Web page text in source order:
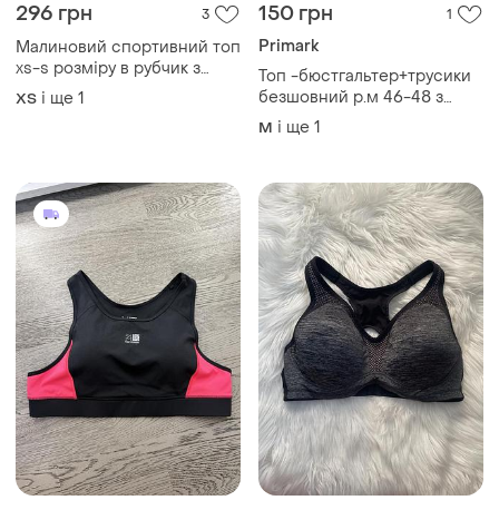
296 грн 3
Малиновий спортивний топ
xs-s розміру в рубчик з
чашечками, дуже добре
держить груди
ХS і ще 1
150 грн 1
Primark
Топ -бюстгальтер+трусики
безшовний р.м 46-48 з
вставними поролоновими
чашками
M і ще 1